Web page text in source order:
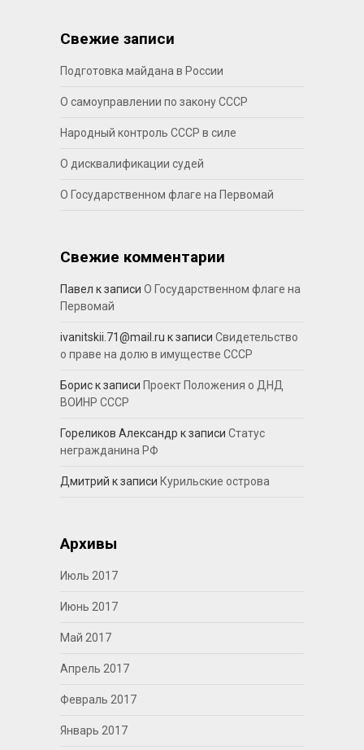
Свежие записи
Подготовка майдана в России
О самоуправлении по закону СССР
Народный контроль СССР в силе
О дисквалификации судей
О Государственном флаге на Первомай
Свежие комментарии
Павел к записи О Государственном флаге на
Первомай
ivanitskii.71@mail.ru к записи Свидетельство
о праве на долю в имуществе СССР
Бориск записи Проект Положения о ДНД
ВОИНР СССР
Гореликов Александр к записи Статус
негражданина РФ
Дмитрий к записи Курильские острова
Архивы
Июль 2017
Июнь 2017
Май 2017
Апрель 2017
Февраль 2017
Январь 2017